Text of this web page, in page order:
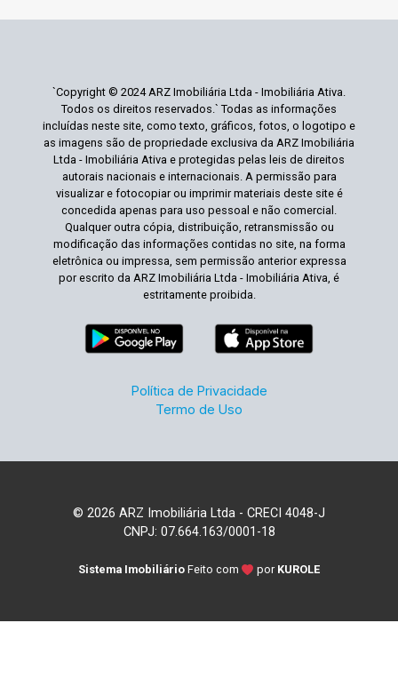
`Copyright © 2024 ARZ Imobiliária Ltda - Imobiliária Ativa.
Todos os direitos reservados.` Todas as informações
incluídas neste site, como texto, gráficos, fotos, o logotipo e
as imagens são de propriedade exclusiva da ARZ Imobiliária
Ltda - Imobiliária Ativa e protegidas pelas leis de direitos
autorais nacionais e internacionais. A permissão para
visualizar e fotocopiar ou imprimir materiais deste site é
concedida apenas para uso pessoal e não comercial.
Qualquer outra cópia, distribuição, retransmissão ou
modificação das informações contidas no site, na forma
eletrônica ou impressa, sem permissão anterior expressa
por escrito da ARZ Imobiliária Ltda - Imobiliária Ativa, é
estritamente proibida.
Política de Privacidade
Termo de Uso
© 2026 ARZ Imobiliária Ltda - CRECI 4048-J
CNPJ: 07.664.163/0001-18
Sistema Imobiliário Feito com por KUROLE